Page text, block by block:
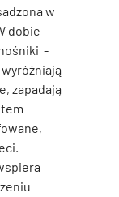
w
dobie
-
zapadają